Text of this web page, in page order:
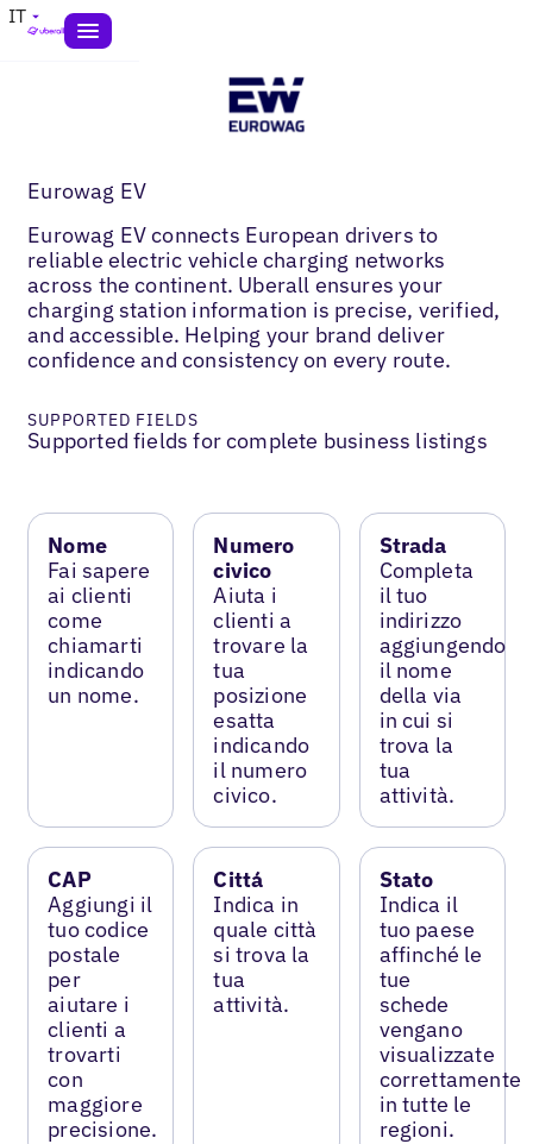
IT
Eurowag EV
Eurowag EV connects European drivers to
reliable electric vehicle charging networks
across the continent. Uberall ensures your
charging station information is precise, verified,
and accessible. Helping your brand deliver
confidence and consistency on every route.
SUPPORTED FIELDS
Supported fields for complete business listings
Nome
Fai sapere
ai clienti
come
chiamarti
indicando
un nome.
Numero
civico
Aiuta i
clienti a
trovare la
tua
posizione
esatta
indicando
il numero
civico.
Strada
Completa
il tuo
indirizzo
aggiungendo
il nome
della via
in cui si
trova la
tua
attività.
CAP
Aggiungi il
tuo codice
postale
per
aiutare i
clienti a
trovarti
con
maggiore
precisione.
Cittá
Indica in
quale città
si trova la
tua
attività.
Stato
Indica il
tuo paese
affinché le
tue
schede
vengano
visualizzate
correttamente
in tutte le
regioni.